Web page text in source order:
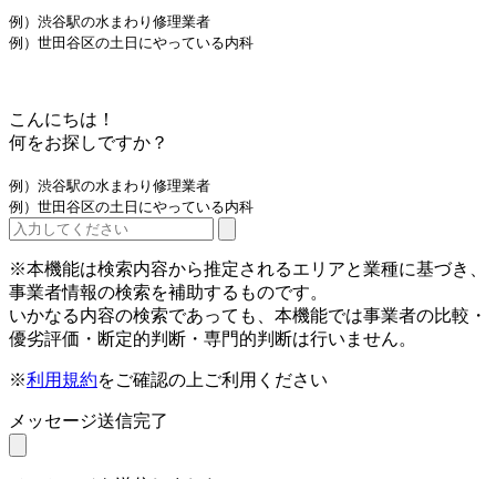
例）渋谷駅の水まわり修理業者
例）世田谷区の土日にやっている内科
こんにちは！
何をお探しですか？
例）渋谷駅の水まわり修理業者
例）世田谷区の土日にやっている内科
※本機能は検索内容から推定されるエリアと業種に基づき、
事業者情報の検索を補助するものです。
いかなる内容の検索であっても、本機能では事業者の比較・
優劣評価・断定的判断・専門的判断は行いません。
※利用規約をご確認の上ご利用ください
メッセージ送信完了